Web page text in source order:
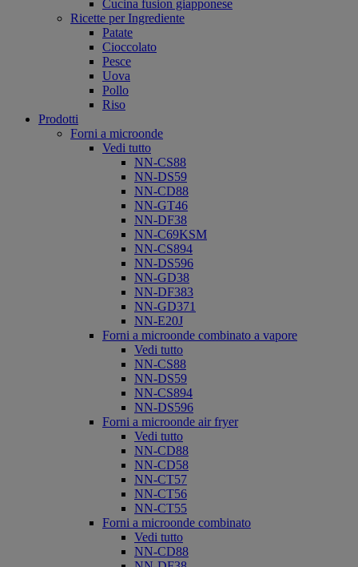
Cucina fusion giapponese
Ricette per Ingrediente
Patate
Cioccolato
Pesce
Uova
Pollo
Riso
Prodotti
Forni a microonde
Vedi tutto
NN-CS88
NN-DS59
NN-CD88
NN-GT46
NN-DF38
NN-C69KSM
NN-CS894
NN-DS596
NN-GD38
NN-DF383
NN-GD371
NN-E20J
Forni a microonde combinato a vapore
Vedi tutto
NN-CS88
NN-DS59
NN-CS894
NN-DS596
Forni a microonde air fryer
Vedi tutto
NN-CD88
NN-CD58
NN-CT57
NN-CT56
NN-CT55
Forni a microonde combinato
Vedi tutto
NN-CD88